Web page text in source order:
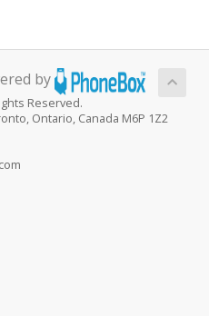
by
Reserved.
Ontario, Canada M6P 1Z2